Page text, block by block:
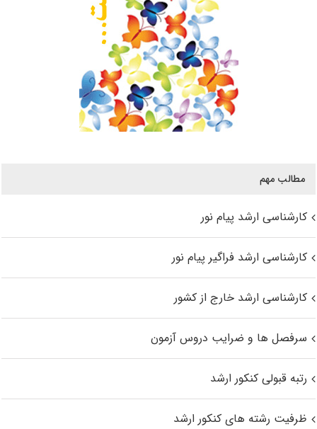
مطالب مهم
کارشناسی ارشد پیام نور
کارشناسی ارشد فراگیر پیام نور
کارشناسی ارشد خارج از کشور
سرفصل ها و ضرایب دروس آزمون
رتبه قبولی کنکور ارشد
ظرفیت رشته های کنکور ارشد